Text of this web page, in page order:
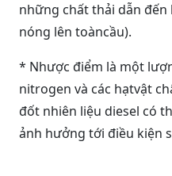
những chất thải dẫn
nóng lên toàncầu).
* Nhược điểm là một
nitrogen và các hạtvật
đốt nhiên liệu diesel có
ảnh hưởng tới điều kiện